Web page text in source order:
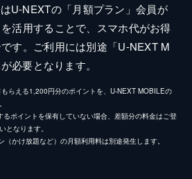
U-NEXTの「月額プラン」会員が
活用することで、スマホ代がお得
す。ご利用には別途「U-NEXT M
必要となります。
らえる1,200円分のポイントを、U-NEXT MOBILEの
ポイントを保有していない場合、差額分の料金はご登
となります。
かけ放題など）の月額利用料は別途発生します。